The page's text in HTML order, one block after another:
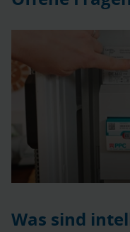
Was sind